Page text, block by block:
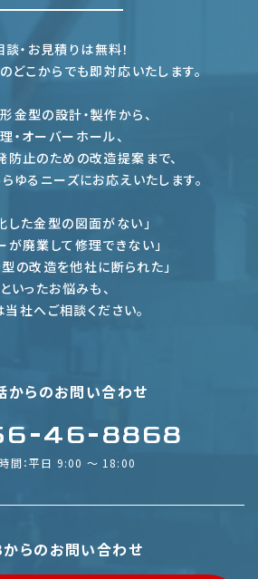
談・お見積りは無料！
どこからでも即対応いたします。
金型の設計・製作から、
・オーバーホール、
防止のための改造提案まで、
ゆるニーズにお応えいたします。
した金型の図面がない」
が廃業して修理できない」
の改造を他社に断られた」
といったお悩みも、
当社へご相談ください。
からのお問い合わせ
46-8868
間：平日 9:00 〜 18:00
らのお問い合わせ